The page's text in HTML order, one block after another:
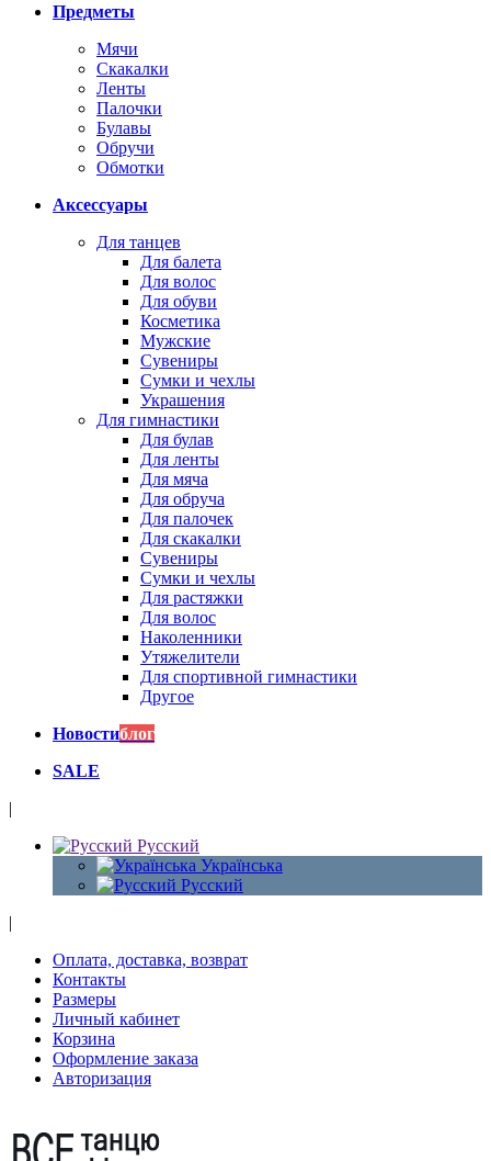
Предметы
Мячи
Скакалки
Ленты
Палочки
Булавы
Обручи
Обмотки
Аксессуары
Для танцев
Для балета
Для волос
Для обуви
Косметика
Мужские
Сувениры
Сумки и чехлы
Украшения
Для гимнастики
Для булав
Для ленты
Для мяча
Для обруча
Для палочек
Для скакалки
Сувениры
Сумки и чехлы
Для растяжки
Для волос
Наколенники
Утяжелители
Для спортивной гимнастики
Другое
Новостиблог
SALE
|
Русский
Українська
Русский
|
Оплата, доставка, возврат
Контакты
Размеры
Личный кабинет
Корзина
Оформление заказа
Авторизация